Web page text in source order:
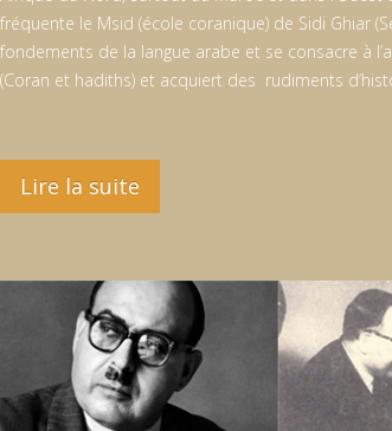
fréquente le Msid (école coranique) de Sidi Ghiar
fondements de la langue arabe et se consacre à
(Coran et hadiths) et acquiert des rudiments
Lire la suite